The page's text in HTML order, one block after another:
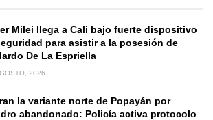
Milei llega a Cali bajo fuerte dispositivo
para asistir a la posesión de
De La Espriella
2026
la variante norte de Popayán por
abandonado: Policía activa protocolo